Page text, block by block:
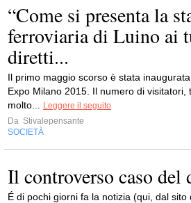
“Come si presenta la
ferroviaria di Luino ai
diretti...
Il primo maggio scorso è stata
Expo Milano 2015. Il numero di
molto...
Leggere il seguito
Da Stivalepensante
SOCIETÀ
Il controverso caso
É di pochi giorni fa la notizia (qui, dal